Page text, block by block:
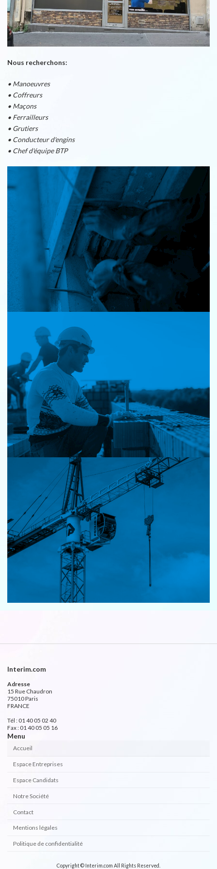
Nous recherchons:
• Manoeuvres
• Coffreurs
• Maçons
• Ferrailleurs
• Grutiers
• Conducteur d'engins
• Chef d'équipe BTP
Interim.com
Adresse
15 Rue Chaudron
75010 Paris
FRANCE
Tél : 01 40 05 02 40
Fax : 01 40 05 05 16
Menu
Accueil
Espace Entreprises
Espace Candidats
Notre Société
Contact
Mentions légales
Politique de confidentialité
Copyright © Interim.com All Rights Reserved.